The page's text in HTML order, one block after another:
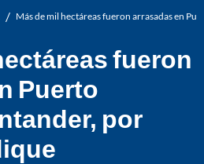
/ Más de mil hectáreas fueron arrasadas en
fueron
Puerto
por